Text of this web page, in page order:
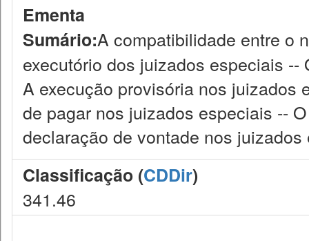
Ementa
Sumário:A compatibilidade entre o
executório dos juizados especiais
A execução provisória nos juizados
de pagar nos juizados especiais --
declaração de vontade nos
Classificação (CDDir)
341.46